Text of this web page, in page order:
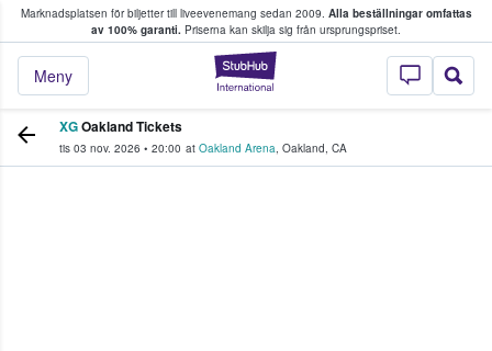
Marknadsplatsen för biljetter till liveevenemang sedan 2009. Alla beställningar omfattas
av 100% garanti. Priserna kan skilja sig från ursprungspriset.
StubHub – där
Meny
köper och säljer biljetter.
XGOakland Tickets
tis 03 nov. 2026 • 20:00 at Oakland Arena, Oakland, CA